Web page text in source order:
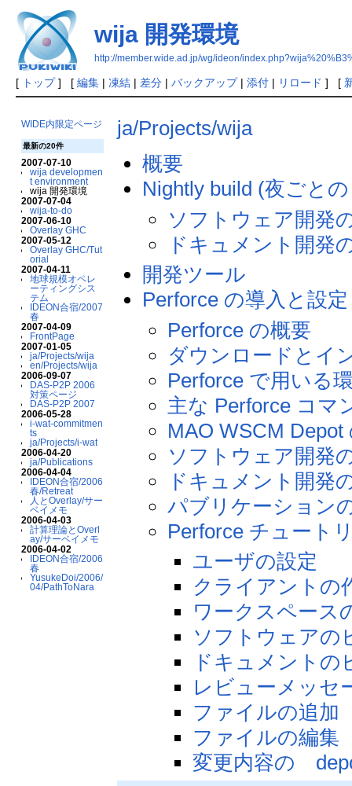
wija 開発環境
http://member.wide.ad.jp/wg/ideon/
[ トップ] [ 編集| 凍結| 差分| バックアップ| 添付| リロード ] [
WIDE内限定ページ
最新の20件
2007-07-10
wija developmen
t environment
wija 開発環境
2007-07-04
wija-to-do
2007-06-10
Overlay GHC
2007-05-12
Overlay GHC/Tut
orial
2007-04-11
地球規模オペレ
ーティングシス
テム
IDEON合宿/2007
春
2007-04-09
FrontPage
2007-01-05
ja/Projects/wija
en/Projects/wija
2006-09-07
DAS-P2P 2006
対策ページ
DAS-P2P 2007
2006-05-28
i-wat-commitmen
ts
ja/Projects/i-wat
2006-04-20
ja/Publications
2006-04-04
IDEON合宿/2006
春/Retreat
人とOverlay/サー
ベイメモ
2006-04-03
計算理論とOverl
ay/サーベイメモ
2006-04-02
IDEON合宿/2006
春
YusukeDoi/2006/
04/PathToNara
ja/Projects/wija
概要
Nightly build (夜ごと
ソフトウェア開発
ドキュメント開発
開発ツール
Perforce の導入と設定
Perforce の概要
ダウンロードとイ
Perforce で用いる
主な Perforce コマ
MAO WSCM Depot
ソフトウェア開発
ドキュメント開発
パブリケーション
Perforce チュート
ユーザの設定
クライアントの
ワークスペース
ソフトウェアの
ドキュメントの
レビューメッ
ファイルの追加
ファイルの編集
変更内容の